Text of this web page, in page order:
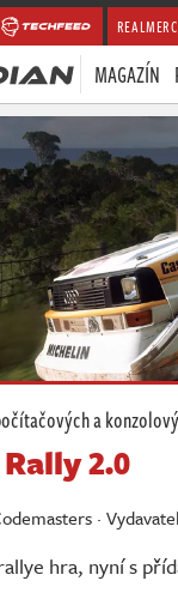
MAGAZÍN
a
2.0
·
hra, nyní s